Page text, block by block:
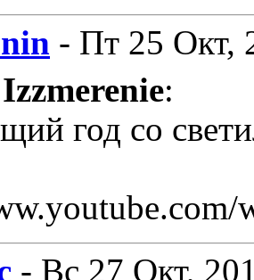
- Пт 25 Окт,
Izzmerenie:
год со
- Вс 27 Окт,